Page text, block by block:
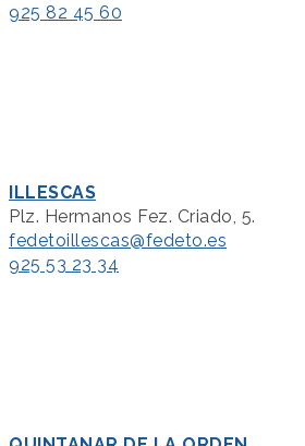
925 82 45 60
ILLESCAS
Plz. Hermanos Fez. Criado, 5.
fedetoillescas@fedeto.es
925 53 23 34